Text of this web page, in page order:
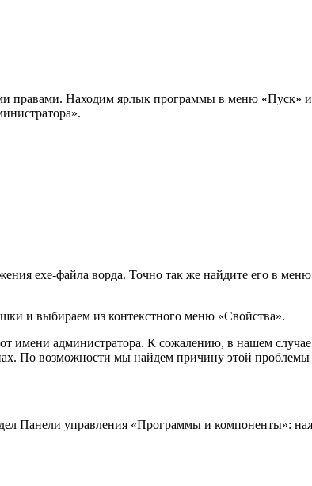
правами. Находим ярлык программы в меню «Пуск»
exe-файла ворда. Точно так же найдите его в
и выбираем из контекстного меню «Свойства».
имени администратора. К сожалению, в нашем
По возможности мы найдем причину этой
Панели управления «Программы и компоненты»: